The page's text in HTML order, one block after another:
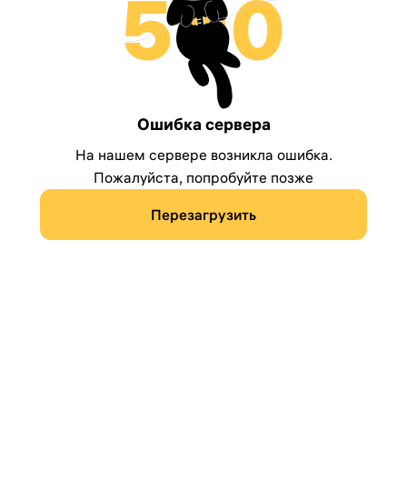
Ошибка сервера
На нашем сервере возникла ошибка.
Пожалуйста, попробуйте позже
Перезагрузить